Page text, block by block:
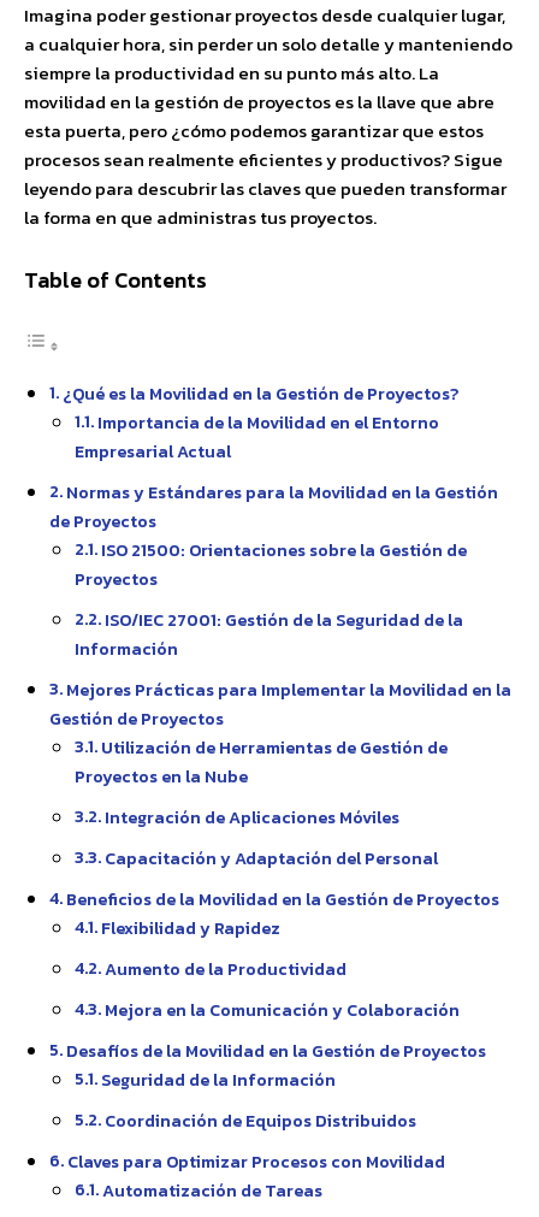
Imagina poder gestionar proyectos desde cualquier lugar,
a cualquier hora, sin perder un solo detalle y manteniendo
siempre la productividad en su punto más alto. La
movilidad en la gestión de proyectos es la llave que abre
esta puerta, pero ¿cómo podemos garantizar que estos
procesos sean realmente eficientes y productivos? Sigue
leyendo para descubrir las claves que pueden transformar
la forma en que administras tus proyectos.
Table of Contents
¿Qué es la Movilidad en la Gestión de Proyectos?
Importancia de la Movilidad en el Entorno
Empresarial Actual
Normas y Estándares para la Movilidad en la Gestión
de Proyectos
ISO 21500: Orientaciones sobre la Gestión de
Proyectos
ISO/IEC 27001: Gestión de la Seguridad de la
Información
Mejores Prácticas para Implementar la Movilidad en la
Gestión de Proyectos
Utilización de Herramientas de Gestión de
Proyectos en la Nube
Integración de Aplicaciones Móviles
Capacitación y Adaptación del Personal
Beneficios de la Movilidad en la Gestión de Proyectos
Flexibilidad y Rapidez
Aumento de la Productividad
Mejora en la Comunicación y Colaboración
Desafíos de la Movilidad en la Gestión de Proyectos
Seguridad de la Información
Coordinación de Equipos Distribuidos
Claves para Optimizar Procesos con Movilidad
Automatización de Tareas